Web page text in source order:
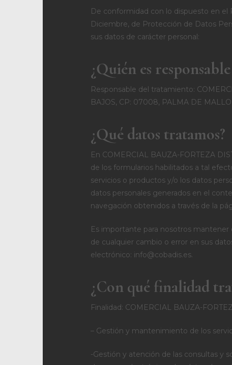
De conformidad con lo dispuesto en el
Diciembre, de Protección de Datos
sus datos de carácter personal:
¿Quién es
Responsable del tratamiento:
BAJOS, CP: 07008, PALMA DE
¿Qué datos tratamos?
En COMERCIAL BAUZA-FORTEZA
de los formularios habilitados a tal
servicios o productos y/o los datos
datos personales generados en el
navegación obtenidos a través de la
Es importante para nosotros
de cualquier cambio o error en sus
electrónico: info@cobadis.es.
¿Con qué finalidad
Finalidad: COMERCIAL BAUZA-
– Gestión y mantenimiento de los
-Gestión y atención de las consultas y